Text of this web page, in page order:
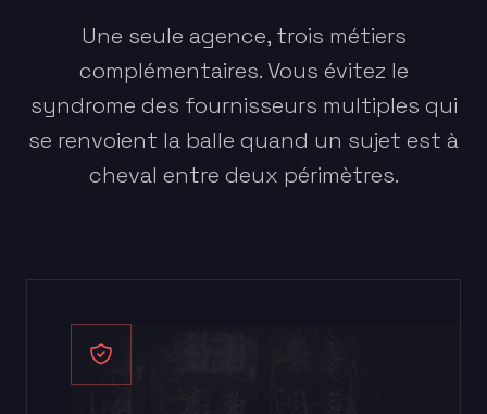
Une seule agence, trois métiers
complémentaires. Vous évitez le
syndrome des fournisseurs multiples qui
se renvoient la balle quand un sujet est à
cheval entre deux périmètres.